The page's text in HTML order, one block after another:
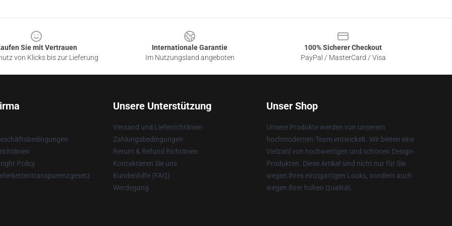
Sie mit Vertrauen
von Klicks bis zur Lieferung
Internationale Garantie
Im Nutzungsland angeboten
100% Sicherer Checkout
PayPal / MasterCard / Visa
Policy
Unsere Unterstützung
Versand und Lieferrichtlinien
Zahlungsbedingungen
Return & Refund Richtlinien
Kontaktieren Sie uns
Kundenhilfe (FAQ)
Werdegang
Unser Shop
Unsere Produkte werden von unserem
hochmodernen Team entwickelt. Wir bieten eine
Vielzahl von hochwertigen und schönen Design-
Produkten. Diese Artikel sind nicht nur für Sie
wegen ihres einzigartigen Looks, sondern auch
wegen ihrer hohen Qualität.